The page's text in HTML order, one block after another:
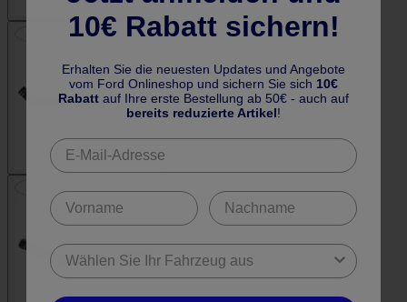
10€ Rabatt sichern!
Erhalten Sie die neuesten Updates und Angebote
vom Ford Onlineshop und sichern Sie sich 10€
Rabatt auf Ihre erste Bestellung ab 50€ - auch auf
bereits reduzierte Artikel!